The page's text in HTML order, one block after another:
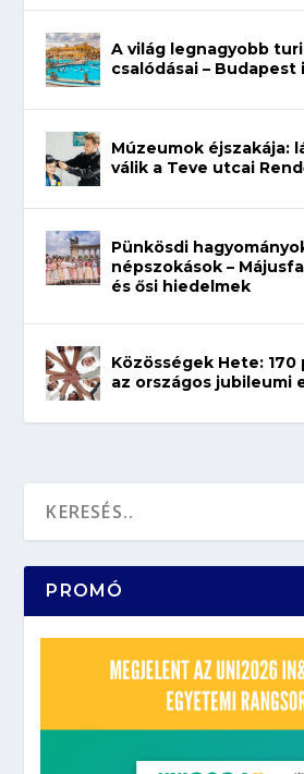
A világ legnagyobb
csalódásai – Budapest
Múzeumok éjszakája:
válik a Teve utcai
Pünkösdi
népszokások –
és ősi hiedelmek
Közösségek Hete: 170
az országos jubileumi
PROMÓ